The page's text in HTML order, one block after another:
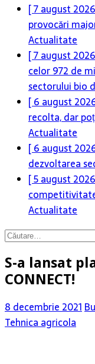
[ 7 august
provocări
Actualitate
[ 7 august
celor 972 de
sectorului bio
[ 6 august
recolta, dar
Actualitate
[ 6 august
dezvoltarea
[ 5 august
Actualitate
Caută
S-a lansat
CONNECT!
8 decembrie 2021
Tehnica agricola